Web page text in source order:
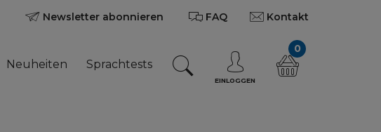
Newsletter abonnieren FAQ Kontakt
Neuheiten Sprachtests
EINLOGGEN
0